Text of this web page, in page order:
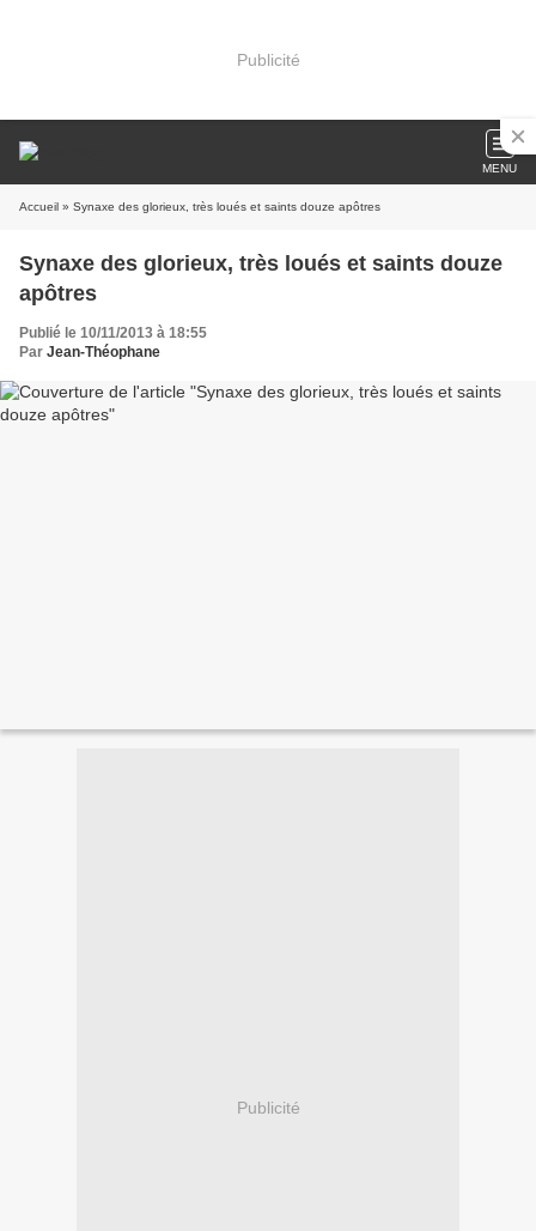
Publicité
MENU
Accueil » Synaxe des glorieux, très loués et saints douze apôtres
Synaxe des glorieux, très loués et saints douze
apôtres
Publié le 10/11/2013 à 18:55
Par Jean-Théophane
Publicité